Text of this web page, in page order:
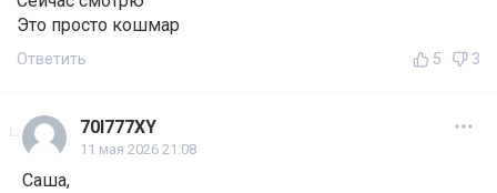
Это просто кошмар
Ответить 5 3
70I777XY
11 мая 2026 21:08
Саша,